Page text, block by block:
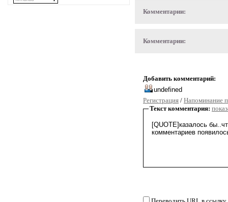
Комментарии:
Комментарии:
Добавить комментарий:
Регистрация / Напоминание
Текст комментария: